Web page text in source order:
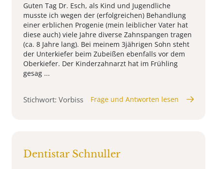
Guten Tag Dr. Esch, als Kind und Jugendliche
musste ich wegen der (erfolgreichen) Behandlung
einer erblichen Progenie (mein leiblicher Vater hat
diese auch) viele Jahre diverse Zahnspangen tragen
(ca. 8 Jahre lang). Bei meinem 3jährigen Sohn steht
der Unterkiefer beim Zubeißen ebenfalls vor dem
Oberkiefer. Der Kinderzahnarzt hat im Frühling
gesag ...
Stichwort: Vorbiss Frage und Antworten lesen
Dentistar Schnuller